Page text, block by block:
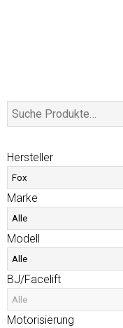
Hersteller
Marke
Modell
BJ/Facelift
Motorisierung